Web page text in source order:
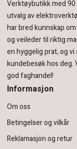
Verktøybutikk med
utvalg av
har bred kunnskap
og veileder til riktig
en hyggelig prat, og
kundebesøk hos deg.
god faghandel!
Informasjon
Om oss
Betingelser og vilkår
Reklamasjon og retur